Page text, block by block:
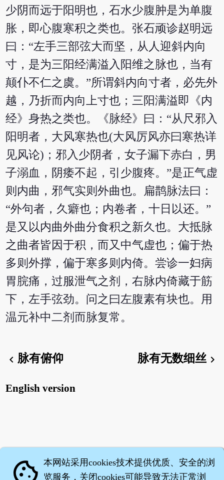
少阴而远于阳明也，石水少腹肿是为单腹
胀，即心腹寒积之类也。张石顽诊赵明远
曰：“左手三部弦大而坚，从人迎斜内向
寸，是为三阳经满溢入阳维之脉也，当有
颠仆不仁之虞。”所谓斜内向寸者，必先外
越，乃折而内向上寸也；三阳满溢即《内
经》身热之类也。《脉经》曰：“从尺邪入
阳明者，大风寒热也(大风厉风亦曰寒热详
见风论)；邪入少阴者，女子漏下赤白，男
子溺血，阴痿不起，引少腹疼。”是正气虚
则内曲，邪气实则外曲也。扁鹊脉法曰：
“外句者，久癖也；内卷者，十日以还。”
是又以内曲外曲分食积之新久也。大抵脉
之曲者皆因于积，而又中气虚也；偏于热
多则外撑，偏于寒多则内倚。尝诊一妇病
胃脘痛，过服泄气之剂，右脉内倚藏于筋
下，左手弦劲。问之曰左腹素有块也。用
温元补中二剂而脉复常。
chevron_left脉有俯仰 脉有无数细丝chevron_right
English version
cookie 本网站采用cookies技术提供优质、安全的浏
览服务，关闭cookies可能导致无法正常浏